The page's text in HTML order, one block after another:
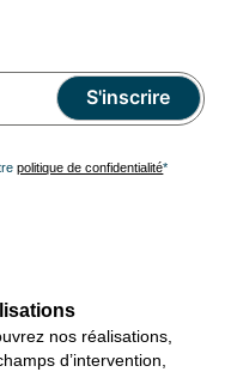
politique de confidentialité*
nos réalisations,
d’intervention,